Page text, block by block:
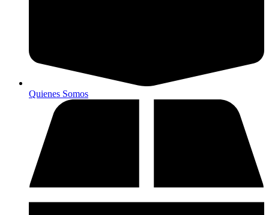
Quienes Somos